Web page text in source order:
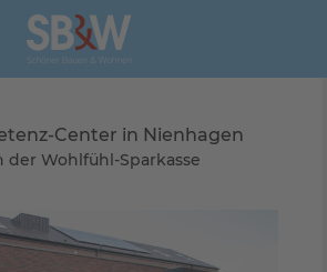
Center in Nienhagen
Wohlfühl-Sparkasse